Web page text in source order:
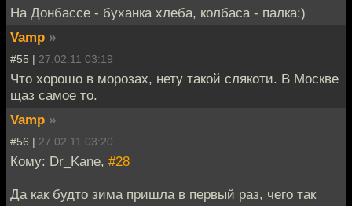
На Донбассе - буханка хлеба, колбаса - палка:)
Vamp »
#55 | 27.02.11 03:19
Что хорошо в морозах, нету такой слякоти. В Москве
щаз самое то.
Vamp »
#56 | 27.02.11 03:20
Кому: Dr_Kane, #28
Да как будто зима пришла в первый раз, чего так